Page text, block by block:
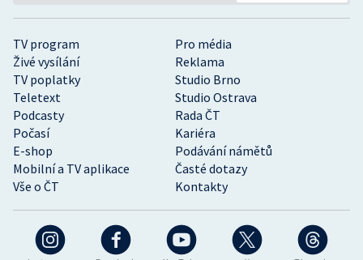
TV program
Pro média
Živé vysílání
Reklama
TV poplatky
Studio Brno
Teletext
Studio Ostrava
Podcasty
Rada ČT
Počasí
Kariéra
E-shop
Podávání námětů
Mobilní a TV aplikace
Časté dotazy
Vše o ČT
Kontakty